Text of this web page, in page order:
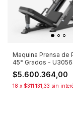
Maquina Prensa de
45° Grados -
$5.600.364,00
18 x $311.131,33 sin